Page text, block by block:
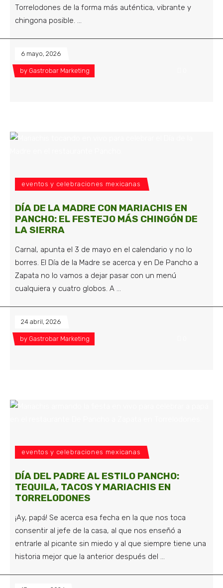
Torrelodones de la forma más auténtica, vibrante y
chingona posible.
6 mayo, 2026
by Gastrobar Marketing
eventos y celebraciones mexicanas
DÍA DE LA MADRE CON MARIACHIS EN
PANCHO: EL FESTEJO MÁS CHINGÓN DE
LA SIERRA
Carnal, apunta el 3 de mayo en el calendario y no lo
borres. El Día de la Madre se acerca y en De Pancho a
Zapata no lo vamos a dejar pasar con un menú
cualquiera y cuatro globos. A
24 abril, 2026
by Gastrobar Marketing
eventos y celebraciones mexicanas
DÍA DEL PADRE AL ESTILO PANCHO:
TEQUILA, TACOS Y MARIACHIS EN
TORRELODONES
¡Ay, papá! Se acerca esa fecha en la que nos toca
consentir al jefe de la casa, al que nos enseñó a
entrarle al picante sin miedo y al que siempre tiene una
historia mejor que la anterior después del